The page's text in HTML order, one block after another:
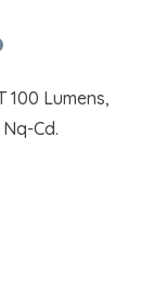
100 Lumens,
Cd.